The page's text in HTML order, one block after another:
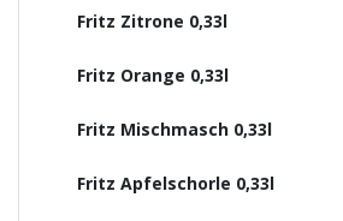
Fritz Zitrone 0,33l
Fritz Orange 0,33l
Fritz Mischmasch 0,33l
Fritz Apfelschorle 0,33l